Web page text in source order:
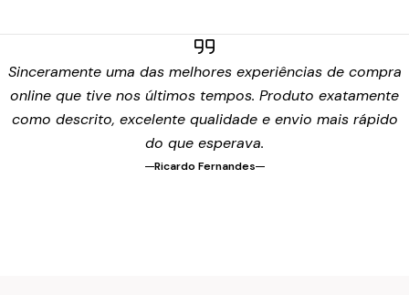
Sinceramente uma das melhores experiências de compra
online que tive nos últimos tempos. Produto exatamente
como descrito, excelente qualidade e envio mais rápido
do que esperava.
Ricardo Fernandes